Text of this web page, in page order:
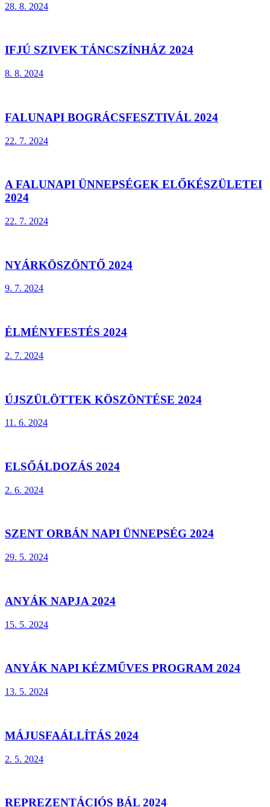
28. 8. 2024
IFJÚ SZIVEK TÁNCSZÍNHÁZ 2024
8. 8. 2024
FALUNAPI BOGRÁCSFESZTIVÁL 2024
22. 7. 2024
A FALUNAPI ÜNNEPSÉGEK ELŐKÉSZÜLETEI
2024
22. 7. 2024
NYÁRKÖSZÖNTŐ 2024
9. 7. 2024
ÉLMÉNYFESTÉS 2024
2. 7. 2024
ÚJSZÜLÖTTEK KÖSZÖNTÉSE 2024
11. 6. 2024
ELSŐÁLDOZÁS 2024
2. 6. 2024
SZENT ORBÁN NAPI ÜNNEPSÉG 2024
29. 5. 2024
ANYÁK NAPJA 2024
15. 5. 2024
ANYÁK NAPI KÉZMŰVES PROGRAM 2024
13. 5. 2024
MÁJUSFAÁLLÍTÁS 2024
2. 5. 2024
REPREZENTÁCIÓS BÁL 2024